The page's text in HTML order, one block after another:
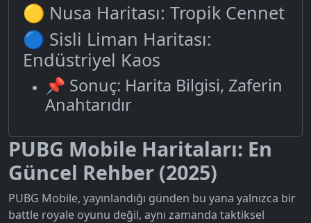
🟡 Nusa Haritası: Tropik Cennet
🔵 Sisli Liman Haritası:
Endüstriyel Kaos
📌 Sonuç: Harita Bilgisi, Zaferin
Anahtarıdır
PUBG Mobile Haritaları: En
Güncel Rehber (2025)
PUBG Mobile, yayınlandığı günden bu yana yalnızca bir
battle royale oyunu değil, aynı zamanda taktiksel